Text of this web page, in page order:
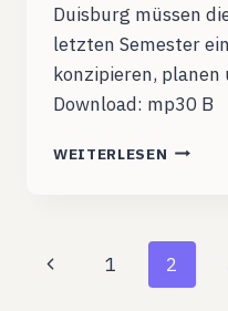
Duisburg müssen
letzten Semester
konzipieren, planen
Download: mp30 B
WEITERLESEN DCB004:
MIT
Vorherige
1 2